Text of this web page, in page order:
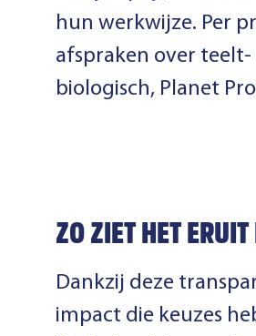
hun werkwijze. Per
afspraken over
biologisch, Planet
ZO ZIET HET
Dankzij deze
impact die keuzes